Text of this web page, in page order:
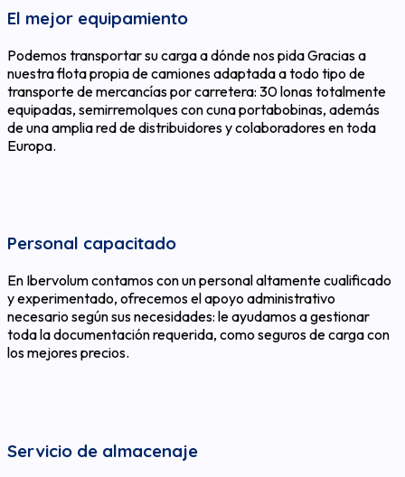
El mejor equipamiento
Podemos transportar su carga a dónde nos pida Gracias a
nuestra flota propia de camiones adaptada a todo tipo de
transporte de mercancías por carretera: 30 lonas totalmente
equipadas, semirremolques con cuna portabobinas, además
de una amplia red de distribuidores y colaboradores en toda
Europa.
Personal capacitado
En Ibervolum contamos con un personal altamente cualificado
y experimentado, ofrecemos el apoyo administrativo
necesario según sus necesidades: le ayudamos a gestionar
toda la documentación requerida, como seguros de carga con
los mejores precios.
Servicio de almacenaje